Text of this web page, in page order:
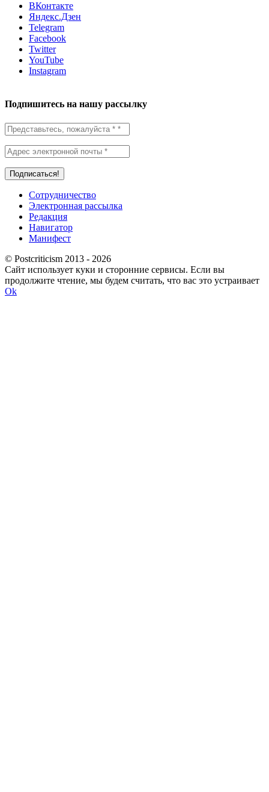
ВКонтакте
Яндекс.Дзен
Telegram
Facebook
Twitter
YouTube
Instagram
Подпишитесь на нашу рассылку
Сотрудничество
Электронная рассылка
Редакция
Навигатор
Манифест
© Postcriticism 2013 - 2026
Сайт использует куки и сторонние сервисы. Если вы
продолжите чтение, мы будем считать, что вас это устраивает
Ok